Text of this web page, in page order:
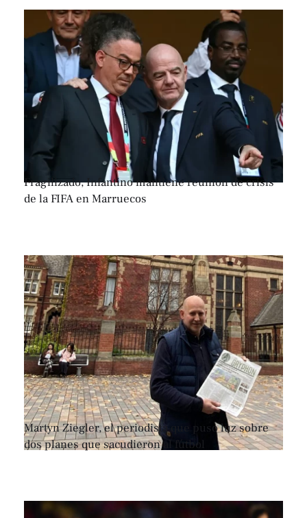
Fragilizado, Infantino mantiene reunión de crisis
de la FIFA en Marruecos
Martyn Ziegler, el periodista que puso luz sobre
dos planes que sacudieron al fútbol